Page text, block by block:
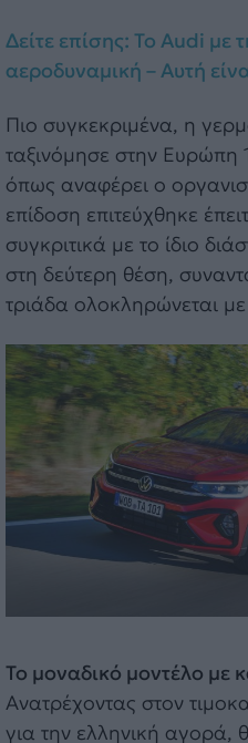
Δείτε επίσης: To Audi με
αεροδυναμική – Αυτή
Πιο συγκεκριμένα, η
ταξινόμησε στην Ευρώπη
όπως αναφέρει ο
επίδοση επιτεύχθηκε
συγκριτικά με το ίδιο
στη δεύτερη θέση,
τριάδα ολοκληρώνεται
To μοναδικό μοντέλο
Ανατρέχοντας στον
για την ελληνική αγορά,